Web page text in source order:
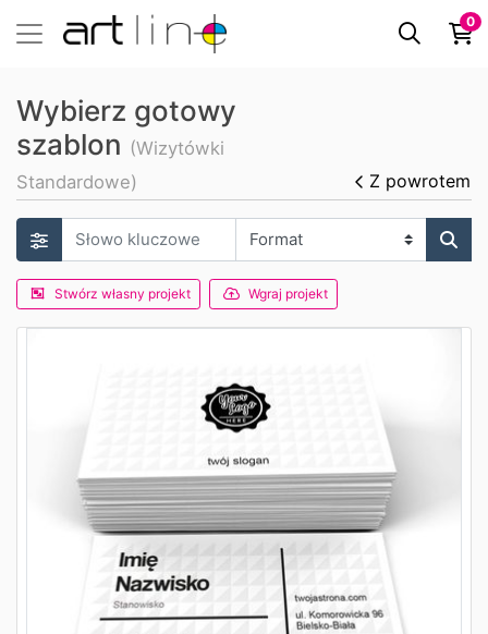
0
Wybierz gotowy
szablon (Wizytówki
Standardowe)
Z powrotem
Stwórz własny projekt Wgraj projekt